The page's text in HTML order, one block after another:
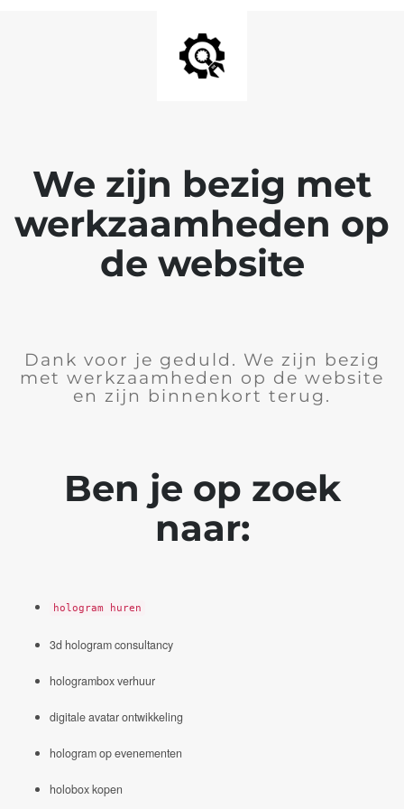
We zijn bezig met
werkzaamheden op
de website
Dank voor je geduld. We zijn bezig
met werkzaamheden op de website
en zijn binnenkort terug.
Ben je op zoek
naar:
hologram huren
3d hologram consultancy
hologrambox verhuur
digitale avatar ontwikkeling
hologram op evenementen
holobox kopen